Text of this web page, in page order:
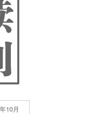
10月